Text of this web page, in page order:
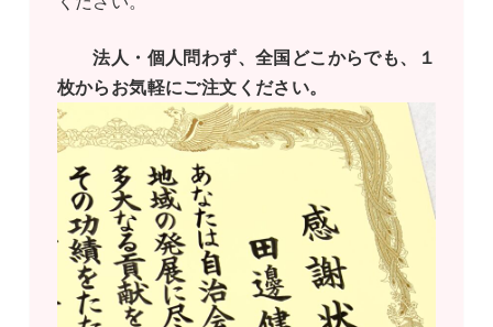
法人・個人問わず、全国どこからでも、１
枚からお気軽にご注文ください。